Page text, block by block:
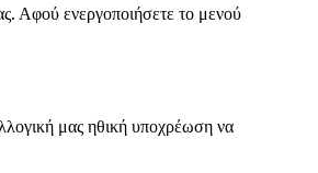
Αφού ενεργοποιήσετε το μενού
μας ηθική υποχρέωση να